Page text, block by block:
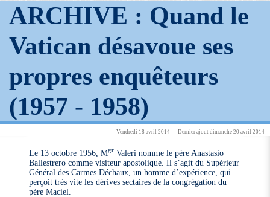
ARCHIVE : Quand le
Vatican désavoue ses
propres enquêteurs
(1957 - 1958)
Vendredi 18 avril 2014 — Dernier ajout dimanche 20 avril 2014
Le 13 octobre 1956, Mgr Valeri nomme le père Anastasio
Ballestrero comme visiteur apostolique. Il s’agit du Supérieur
Général des Carmes Déchaux, un homme d’expérience, qui
perçoit très vite les dérives sectaires de la congrégation du
père Maciel.